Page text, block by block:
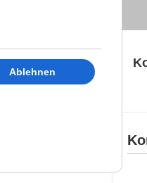
Ablehnen
Presse